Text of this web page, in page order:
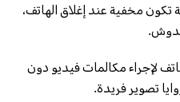
تكون مخفية عند إغلاق الهاتف،
لإجراء مكالمات فيديو دون
تصوير فريدة.